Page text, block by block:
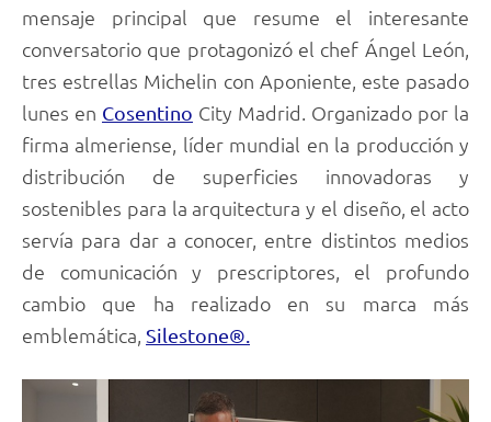
mensaje principal que resume el interesante
conversatorio que protagonizó el chef Ángel León,
tres estrellas Michelin con Aponiente, este pasado
lunes en Cosentino City Madrid. Organizado por la
firma almeriense, líder mundial en la producción y
distribución de superficies innovadoras y
sostenibles para la arquitectura y el diseño, el acto
servía para dar a conocer, entre distintos medios
de comunicación y prescriptores, el profundo
cambio que ha realizado en su marca más
emblemática, Silestone®.